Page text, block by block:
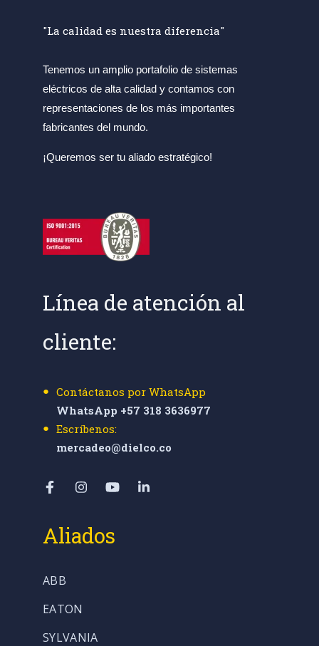
"La calidad es nuestra diferencia"
Tenemos un amplio portafolio de sistemas
eléctricos de alta calidad y contamos con
representaciones de los más importantes
fabricantes del mundo.
¡Queremos ser tu aliado estratégico!
Línea de atención al
cliente:
Contáctanos por WhatsApp
WhatsApp +57 318 3636977
Escríbenos:
mercadeo@dielco.co
Aliados
ABB
EATON
SYLVANIA